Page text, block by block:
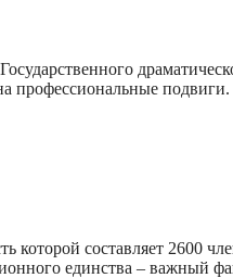
профессиональные
составляет 2600
единства – важный